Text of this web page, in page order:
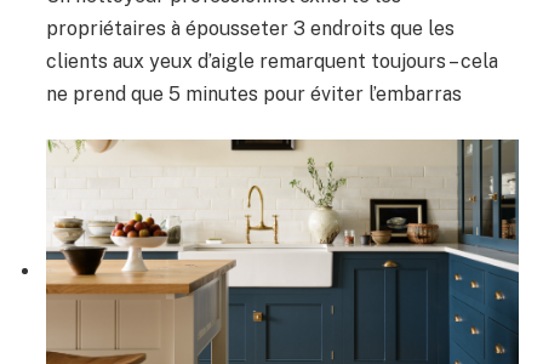
propriétaires à épousseter 3 endroits que les
clients aux yeux d’aigle remarquent toujours – cela
ne prend que 5 minutes pour éviter l’embarras